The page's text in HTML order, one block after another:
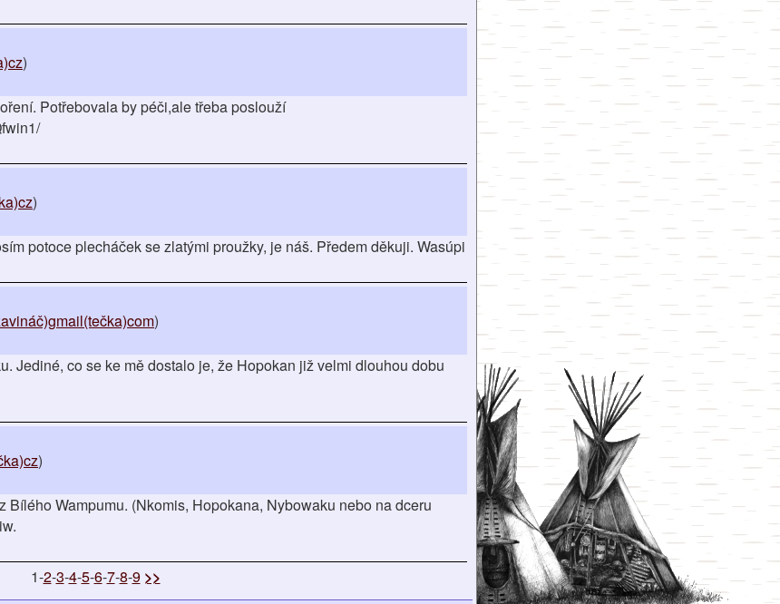
)
Potřebovala by péči,ale třeba poslouží
)
potoce plecháček se zlatými proužky, je náš. Předem děkuji. Wasúpi
)
Jediné, co se ke mě dostalo je, že Hopokan již velmi dlouhou dobu
)
Bílého Wampumu. (Nkomis, Hopokana, Nybowaku nebo na dceru
1-2-3-4-5-6-7-8-9 >>